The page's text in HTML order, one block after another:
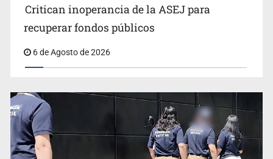
Que el IPEJAL encabece la lista de deudores en Jalisco
es un “foco rojo” de gran magnitud: Economista
Critican inoperancia de la ASEJ para
recuperar fondos públicos
6 de Agosto de 2026